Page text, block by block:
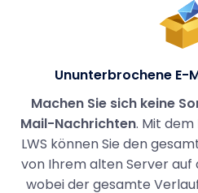
Ununterbrochene
Machen Sie sich keine
Mail-Nachrichten. Mit
LWS können Sie den
von Ihrem alten Server
wobei der gesamte